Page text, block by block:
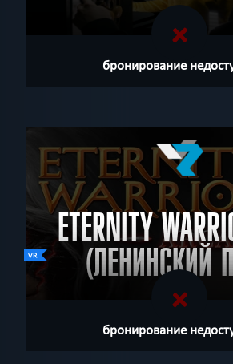
бронирование
ETERNITY
(ЛЕНИНСКИЙ
бронирование